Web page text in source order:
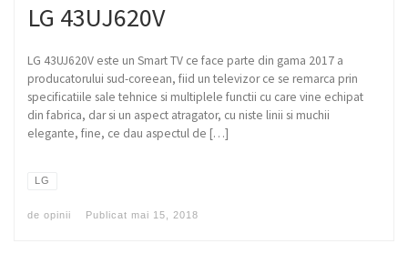
LG 43UJ620V
LG 43UJ620V este un Smart TV ce face parte din gama 2017 a
producatorului sud-coreean, fiid un televizor ce se remarca prin
specificatiile sale tehnice si multiplele functii cu care vine echipat
din fabrica, dar si un aspect atragator, cu niste linii si muchii
elegante, fine, ce dau aspectul de […]
LG
de opinii Publicat mai 15, 2018